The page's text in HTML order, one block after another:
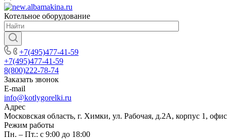
Котельное оборудование
+7(495)477-41-59
+7(495)477-41-59
8(800)222-78-74
Заказать звонок
E-mail
info@kotlygorelki.ru
Адрес
Московская область, г. Химки, ул. Рабочая, д.2А, корпус 1,
Режим работы
Пн. – Пт.: с 9:00 до 18:00